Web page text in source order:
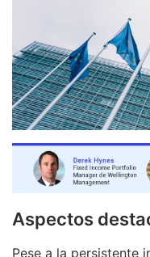
Aspectos
Pese a la persistente